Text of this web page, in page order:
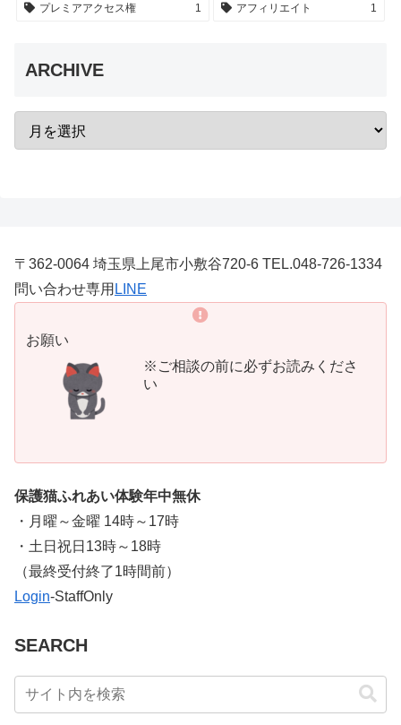
プレミアアクセス権 1 アフィリエイト 1
ARCHIVE
〒362-0064 埼玉県上尾市小敷谷720-6 TEL.048-726-1334
問い合わせ専用 LINE
お願い
※ご相談の前に必ずお読みくださ
い
保護猫ふれあい体験年中無休
・月曜～金曜 14時～17時
・土日祝日13時～18時
​（最終受付終了1時間前）
Login-StaffOnly
SEARCH